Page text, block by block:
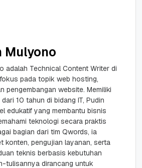
Mulyono
adalah Technical Content Writer di
pada topik web hosting,
pengembangan website. Memiliki
10 tahun di bidang IT, Pudin
edukatif yang membantu bisnis
teknologi secara praktis
bagian dari tim Qwords, ia
konten, pengujian layanan, serta
teknis berbasis kebutuhan
tulisannya dirancang untuk